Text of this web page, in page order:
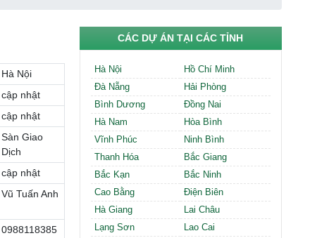
Cần thuê MBKD tại Phường Yên Hòa
Cần thuê MBKD tại Phường Nghĩa Độ
Cần thuê MBKD tại Phường Phương Liệt
Cần thuê MBKD tại Phường Khương Đình
Cần thuê MBKD tại Phường Yên Sở
Cần thuê MBKD tại Phường Hoàng Liệt
Cần thuê MBKD tại Phường Định Công
Cần thuê MBKD tại Phường Tương Mai
Cần thuê MBKD tại Phường Vĩnh Hưng
Cần thuê MBKD tại Phường Lĩnh Nam
Cần thuê MBKD tại Phường Hồng Hà
Cần thuê MBKD tại Phường Láng
Cần thuê MBKD tại Phường Văn Miếu
Cần thuê MBKD tại Phường Kim Liên
Hà Nội
cập nhật
cập nhật
Sàn Giao
Dịch
cập nhật
Vũ Tuấn Anh
0988118385
CÁC DỰ ÁN TẠI CÁC TỈNH
Hà Nội
Hồ Chí Minh
Đà Nẵng
Hải Phòng
Bình Dương
Đồng Nai
Hà Nam
Hòa Bình
Vĩnh Phúc
Ninh Bình
Thanh Hóa
Bắc Giang
Bắc Kạn
Bắc Ninh
Cao Bằng
Điện Biên
Hà Giang
Lai Châu
Lạng Sơn
Lao Cai